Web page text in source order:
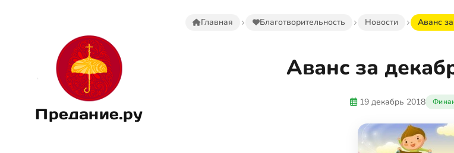
Предание.ру
Главная Благотворительность Новости Аванс
Аванс за
19 декабрь 2018